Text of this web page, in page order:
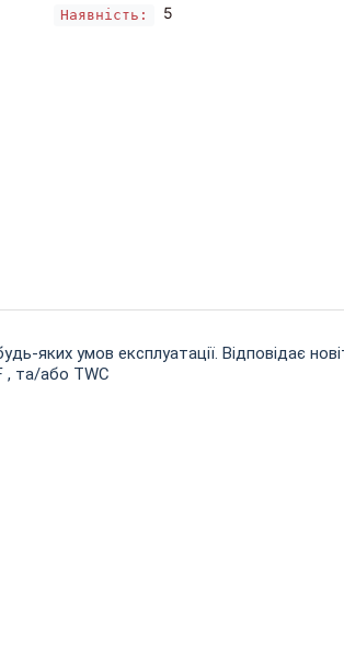
Наявність: 5
умов експлуатації. Відповідає
, та/або TWC